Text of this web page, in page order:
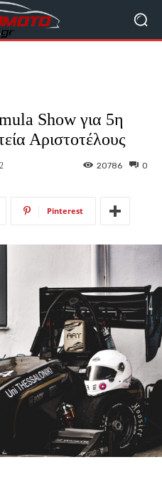
Show για 5η
Αριστοτέλους
0
20786
Pinterest